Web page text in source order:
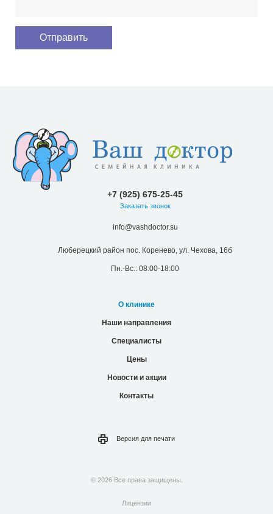
+7 (925) 675-25-45
Заказать звонок
info@vashdoctor.su
Люберецкий район пос. Коренево, ул. Чехова, 16б
Пн.-Вс.: 08:00-18:00
О клинике
Наши направления
Специалисты
Цены
Новости и акции
Контакты
Версия для печати
© 2026 Все права защищены.
Лицензии